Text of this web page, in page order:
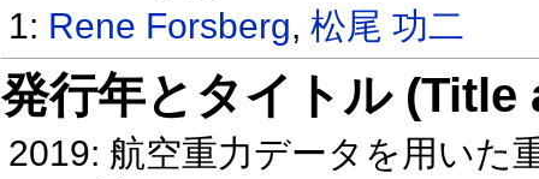
1: Rene Forsberg,松尾 功二
発行年とタイトル
2019: 航空重力データを用いた